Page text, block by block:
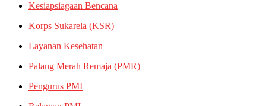
Kesiapsiagaan Bencana
Korps Sukarela (KSR)
Layanan Kesehatan
Palang Merah Remaja (PMR)
Pengurus PMI